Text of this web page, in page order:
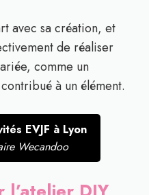
avec sa création, et
de réaliser
comme un
à un élément.
EVJF à Lyon
Wecandoo